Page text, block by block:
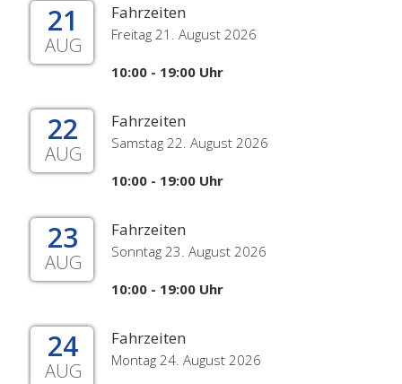
21
AUG
Fahrzeiten
Freitag 21. August 2026
10:00 - 19:00 Uhr
22
AUG
Fahrzeiten
Samstag 22. August 2026
10:00 - 19:00 Uhr
23
AUG
Fahrzeiten
Sonntag 23. August 2026
10:00 - 19:00 Uhr
24
AUG
Fahrzeiten
Montag 24. August 2026